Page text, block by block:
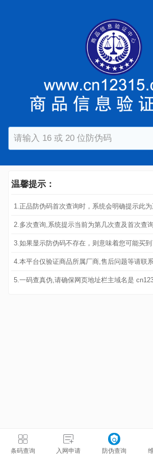
温馨提示：
1.正品防伪码首次查询时，系统会明确提示此为
2.多次查询,系统提示当前为第几次查及首次查
3.如果显示防伪码不存在，则意味着您可能买
4.本平台仅验证商品所属厂商,售后问题等请联
5.一码查真伪,请确保网页地址栏主域名是
条码查询 入网申请 防伪查询